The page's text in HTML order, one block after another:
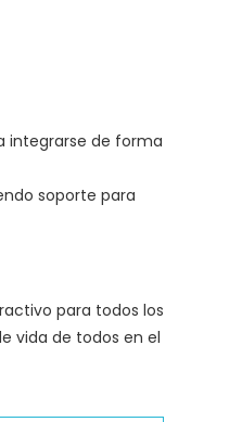
integrarse de forma
soporte para
para todos los
vida de todos en el